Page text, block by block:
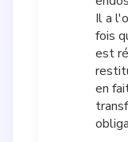
Il a
fois
est
en